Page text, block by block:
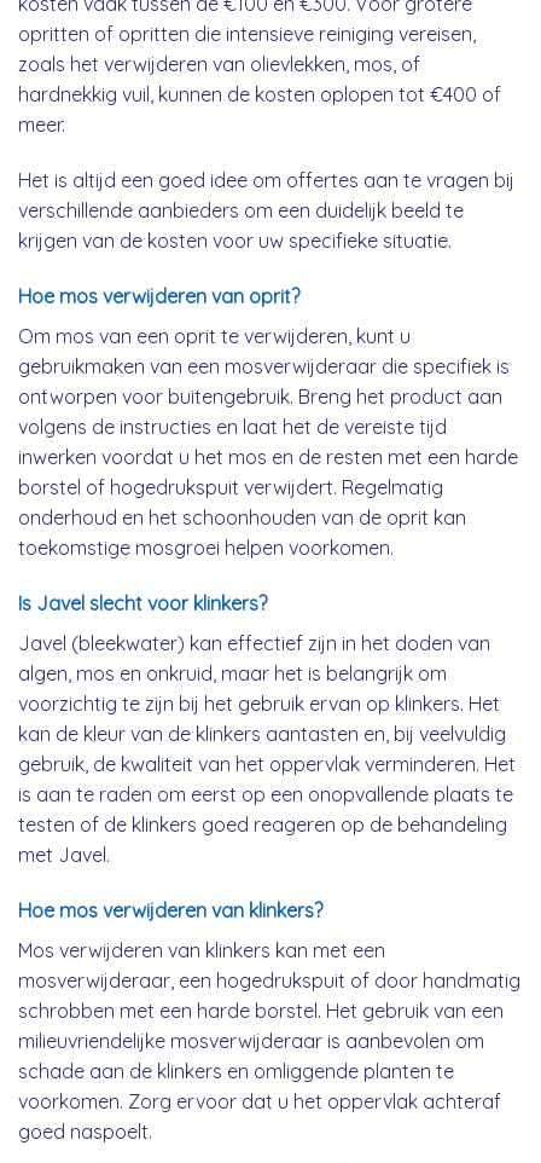
opritten of opritten die intensieve reiniging vereisen,
zoals het verwijderen van olievlekken, mos, of
hardnekkig vuil, kunnen de kosten oplopen tot €400 of
meer.
Het is altijd een goed idee om offertes aan te vragen bij
verschillende aanbieders om een duidelijk beeld te
krijgen van de kosten voor uw specifieke situatie.
Hoe mos verwijderen van oprit?
Om mos van een oprit te verwijderen, kunt u
gebruikmaken van een mosverwijderaar die specifiek is
ontworpen voor buitengebruik. Breng het product aan
volgens de instructies en laat het de vereiste tijd
inwerken voordat u het mos en de resten met een harde
borstel of hogedrukspuit verwijdert. Regelmatig
onderhoud en het schoonhouden van de oprit kan
toekomstige mosgroei helpen voorkomen.
Is Javel slecht voor klinkers?
Javel (bleekwater) kan effectief zijn in het doden van
algen, mos en onkruid, maar het is belangrijk om
voorzichtig te zijn bij het gebruik ervan op klinkers. Het
kan de kleur van de klinkers aantasten en, bij veelvuldig
gebruik, de kwaliteit van het oppervlak verminderen. Het
is aan te raden om eerst op een onopvallende plaats te
testen of de klinkers goed reageren op de behandeling
met Javel.
Hoe mos verwijderen van klinkers?
Mos verwijderen van klinkers kan met een
mosverwijderaar, een hogedrukspuit of door handmatig
schrobben met een harde borstel. Het gebruik van een
milieuvriendelijke mosverwijderaar is aanbevolen om
schade aan de klinkers en omliggende planten te
voorkomen. Zorg ervoor dat u het oppervlak achteraf
goed naspoelt.